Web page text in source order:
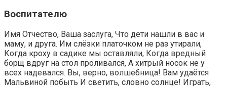
Воспитателю
Имя Отчество, Ваша заслуга, Что дети нашли в вас и
маму, и друга. Им слёзки платочком не раз утирали,
Когда кроху в садике мы оставляли, Когда вредный
борщ вдруг на стол проливался, А хитрый носок не у
всех надевался. Вы, верно, волшебница! Вам удаётся
Мальвиной побыть И светить, словно солнце! Играть,